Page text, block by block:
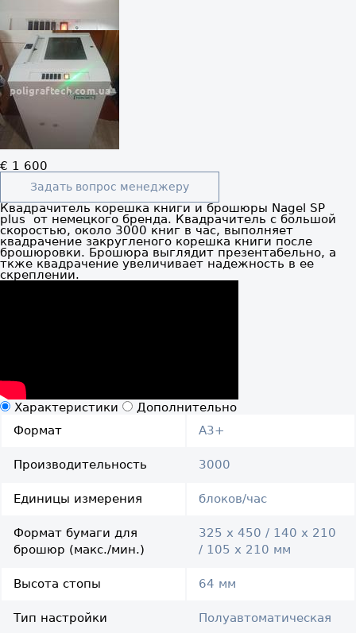
€ 1 600
Задать вопрос менеджеру
Квадрачитель корешка книги и брошюры Nagel SP
plus от немецкого бренда. Квадрачитель с большой
скоростью, около 3000 книг в час, выполняет
квадрачение закругленого корешка книги после
брошюровки. Брошюра выглядит презентабельно, а
ткже квадрачение увеличивает надежность в ее
скреплении.
Характеристики
Дополнительно
Формат
A3+
Производительность 3000
Единицы измерения блоков/час
Формат бумаги для
брошюр (макс./мин.)
325 х 450 / 140 х 210
/ 105 х 210 мм
Высота стопы 64 мм
Тип настройки Полуавтоматическая